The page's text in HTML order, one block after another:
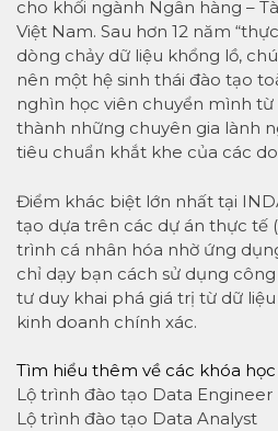
cho khối ngành Ngân hàng –
Việt Nam. Sau hơn 12 năm
dòng chảy dữ liệu khổng lồ,
nên một hệ sinh thái đào tạo
nghìn học viên chuyển mình
thành những chuyên gia lành
tiêu chuẩn khắt khe của các
Điểm khác biệt lớn nhất tại
tạo dựa trên các dự án thực tế
trình cá nhân hóa nhờ ứng
chỉ dạy bạn cách sử dụng
tư duy khai phá giá trị từ dữ
kinh doanh chính xác.
Tìm hiểu thêm về các khóa học
Lộ trình đào tạo Data Engineer
Lộ trình đào tạo Data Analyst